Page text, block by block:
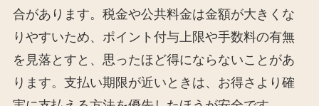
合があります。税金や公共料金は金額が大きくな
りやすいため、ポイント付与上限や手数料の有無
を見落とすと、思ったほど得にならないことがあ
ります。支払い期限が近いときは、お得さより確